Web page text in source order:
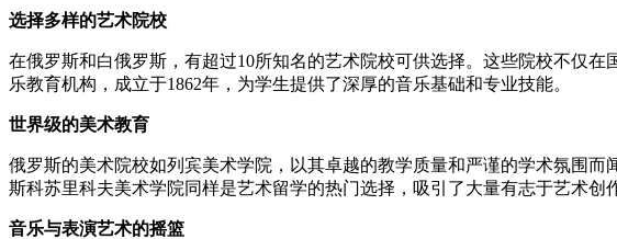
选择多样的艺术院校
在俄罗斯和白俄罗斯，有超过10所知名的艺术院校可供选择。这些院校不仅
乐教育机构，成立于1862年，为学生提供了深厚的音乐基础和专业技能。
世界级的美术教育
俄罗斯的美术院校如列宾美术学院，以其卓越的教学质量和严谨的学术氛围
斯科苏里科夫美术学院同样是艺术留学的热门选择，吸引了大量有志于艺术创
音乐与表演艺术的摇篮